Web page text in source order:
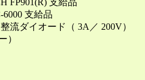
FP901(R) 支給品
AC-6000 支給
ー 整流ダイオード（ 3A／
ランジスタ